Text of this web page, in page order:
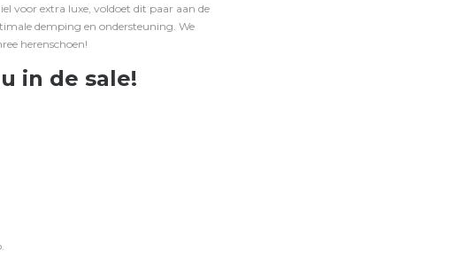
voor extra luxe, voldoet dit paar aan de
demping en ondersteuning. We
herenschoen!
in de sale!
.